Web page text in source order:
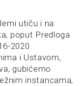
utiču i na
poput Predloga
2020.
i Ustavom,
gubićemo
instancama,